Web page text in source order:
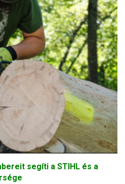
segíti a STIHL és a